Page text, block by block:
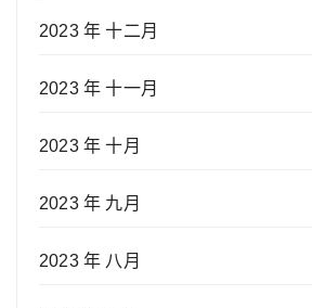
2023 年 十二月
2023 年 十一月
2023 年 十月
2023 年 九月
2023 年 八月